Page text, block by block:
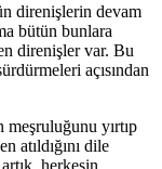
direnişlerin devam
bütün bunlara
direnişler var. Bu
açısından
yırtıp
atıldığını dile
herkesin